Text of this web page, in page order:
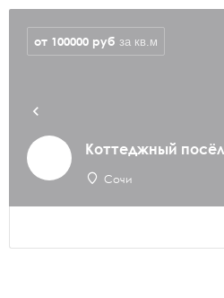
Коттеджный
Сочи
от 100000 руб за кв.м